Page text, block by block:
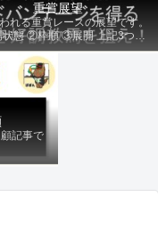
重賞展望
れる重賞レースの展望です。
態 ②枠順 ③展開 上記3つの
ーから有利にレースを運べる
、追い切りの動きを加味して
最終評価を下します。
記事で